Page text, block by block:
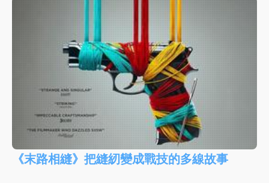
《末路相縫》把縫紉變成戰技的多線故事